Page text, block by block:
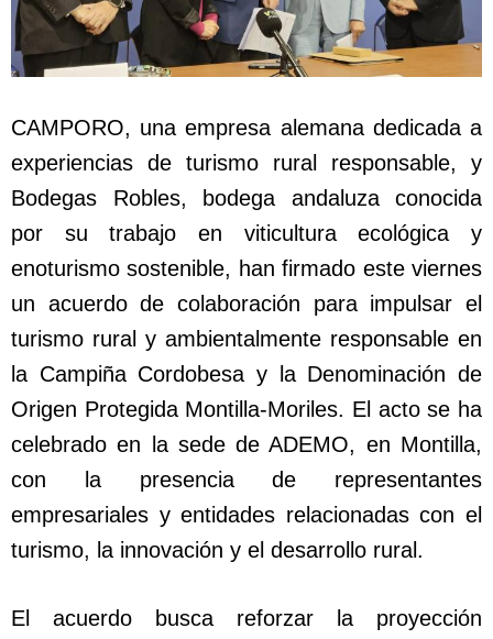
CAMPORO, una empresa alemana dedicada a
experiencias de turismo rural responsable, y
Bodegas Robles, bodega andaluza conocida
por su trabajo en viticultura ecológica y
enoturismo sostenible, han firmado este viernes
un acuerdo de colaboración para impulsar el
turismo rural y ambientalmente responsable en
la Campiña Cordobesa y la Denominación de
Origen Protegida Montilla-Moriles. El acto se ha
celebrado en la sede de ADEMO, en Montilla,
con la presencia de representantes
empresariales y entidades relacionadas con el
turismo, la innovación y el desarrollo rural.
El acuerdo busca reforzar la proyección